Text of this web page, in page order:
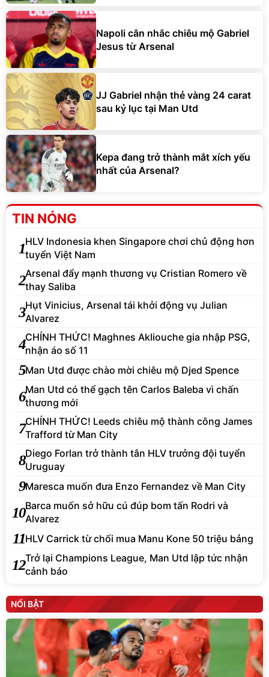
Napoli cân nhắc chiêu mộ Gabriel
Jesus từ Arsenal
JJ Gabriel nhận thẻ vàng 24 carat
sau kỷ lục tại Man Utd
Kepa đang trở thành mắt xích yếu
nhất của Arsenal?
TIN NÓNG
1HLV Indonesia khen Singapore chơi chủ động hơn
tuyển Việt Nam
2Arsenal đẩy mạnh thương vụ Cristian Romero về
thay Saliba
3Hụt Vinicius, Arsenal tái khởi động vụ Julian
Alvarez
4CHÍNH THỨC! Maghnes Akliouche gia nhập PSG,
nhận áo số 11
5Man Utd được chào mời chiêu mộ Djed Spence
6Man Utd có thể gạch tên Carlos Baleba vì chấn
thương mới
7CHÍNH THỨC! Leeds chiêu mộ thành công James
Trafford từ Man City
8Diego Forlan trở thành tân HLV trưởng đội tuyển
Uruguay
9Maresca muốn đưa Enzo Fernandez về Man City
10Barca muốn sở hữu cú đúp bom tấn Rodri và
Alvarez
11HLV Carrick từ chối mua Manu Kone 50 triệu bảng
12Trở lại Champions League, Man Utd lập tức nhận
cảnh báo
NỔI BẬT